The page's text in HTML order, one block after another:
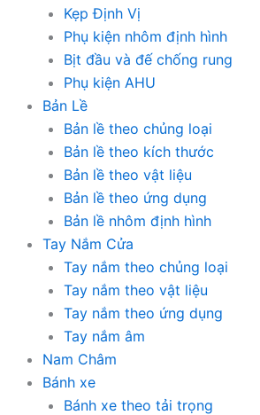
Kẹp Định Vị
Phụ kiện nhôm định hình
Bịt đầu và đế chống rung
Phụ kiện AHU
Bản Lề
Bản lề theo chủng loại
Bản lề theo kích thước
Bản lề theo vật liệu
Bản lề theo ứng dụng
Bản lề nhôm định hình
Tay Nắm Cửa
Tay nắm theo chủng loại
Tay nắm theo vật liệu
Tay nắm theo ứng dụng
Tay nắm âm
Nam Châm
Bánh xe
Bánh xe theo tải trọng